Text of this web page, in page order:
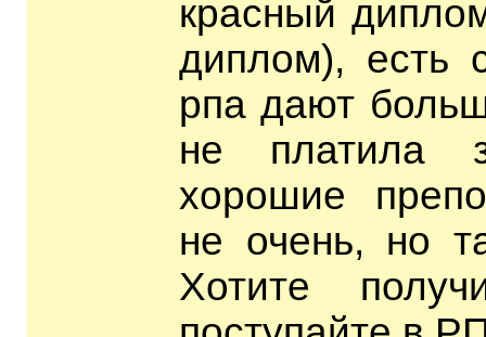
красный
диплом), есть
рпа дают
не платила
хорошие
не очень, но
Хотите